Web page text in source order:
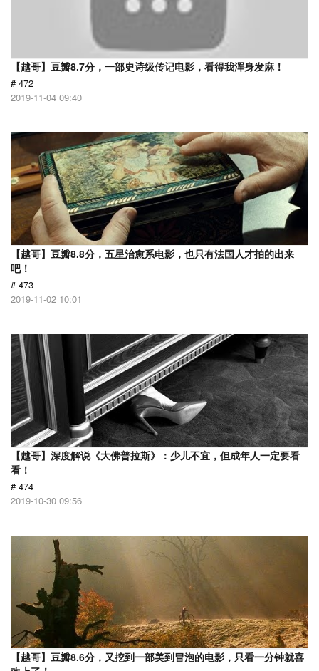
【越哥】豆瓣8.7分，一部史诗级传记电影，看得我浑身发麻！
# 472
2019-11-04 09:40
【越哥】豆瓣8.8分，五星治愈系电影，也只有法国人才拍的出来
吧！
# 473
2019-11-02 10:01
【越哥】深度解说《大佛普拉斯》：少儿不宜，但成年人一定要看
看！
# 474
2019-10-30 09:56
【越哥】豆瓣8.6分，又挖到一部美到冒泡的电影，只看一分钟就喜